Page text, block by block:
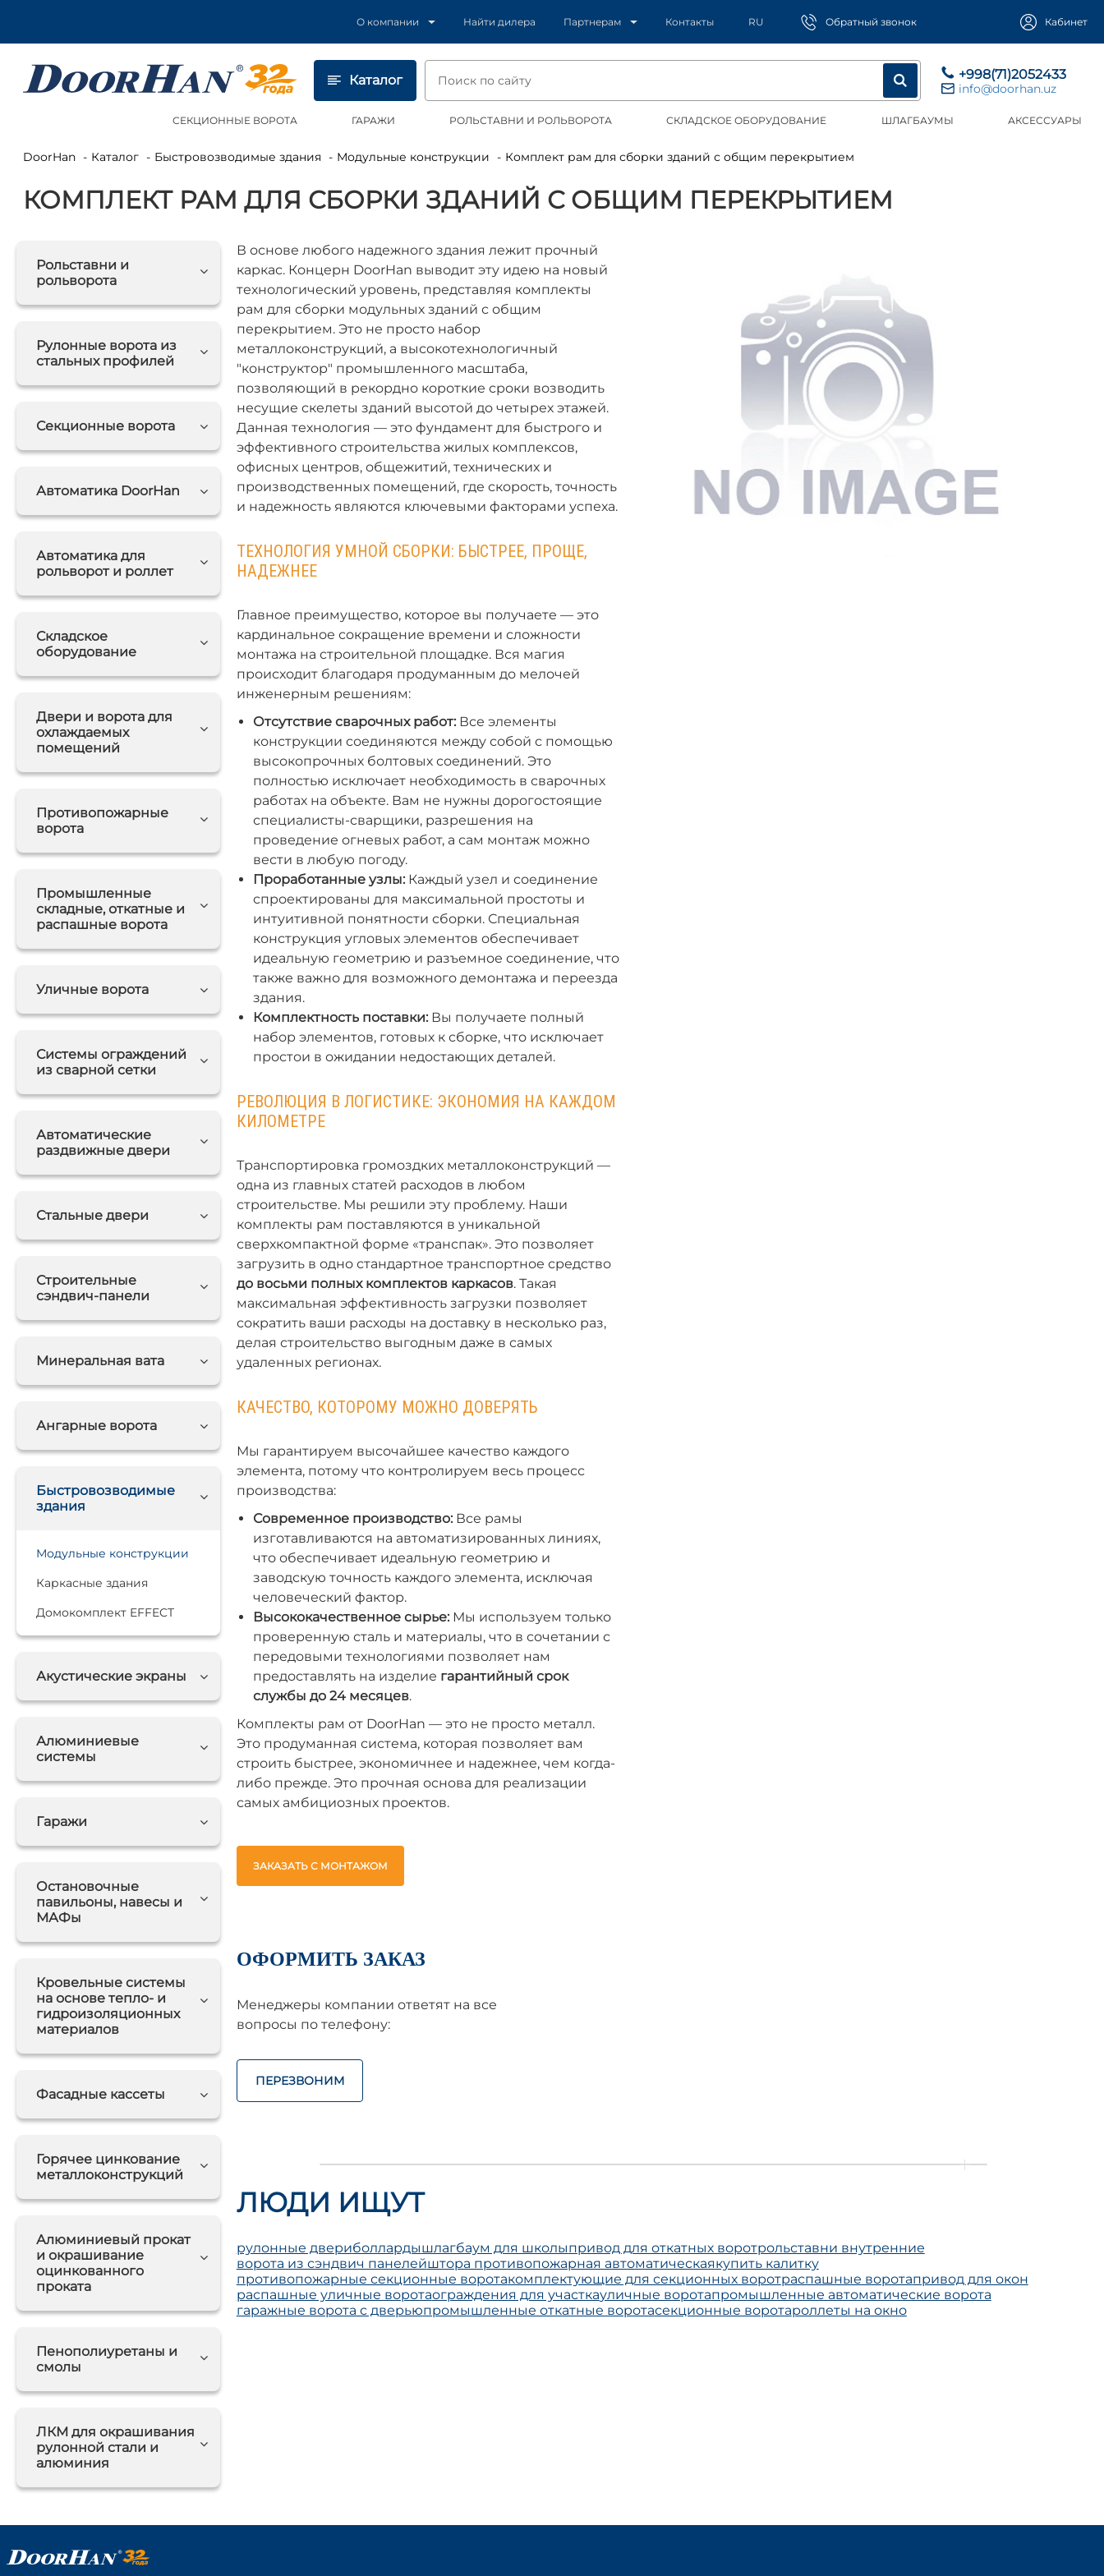
О компании Найти дилера Партнерам Контакты RU Обратный звонок Кабинет
Каталог +998(71)2052433
info@doorhan.uz
СЕКЦИОННЫЕ ВОРОТА ГАРАЖИ РОЛЬСТАВНИ И РОЛЬВОРОТА СКЛАДСКОЕ ОБОРУДОВАНИЕ ШЛАГБАУМЫ АКСЕССУАРЫ
DoorHan Каталог Быстровозводимые здания Модульные конструкции Комплект рам для сборки зданий с общим перекрытием
КОМПЛЕКТ РАМ ДЛЯ СБОРКИ ЗДАНИЙ С ОБЩИМ ПЕРЕКРЫТИЕМ
Рольставни и
рольворота
Рулонные ворота из
стальных профилей
Секционные ворота
Автоматика DoorHan
Автоматика для
рольворот и роллет
Складское
оборудование
Двери и ворота для
охлаждаемых
помещений
Противопожарные
ворота
Промышленные
складные, откатные и
распашные ворота
Уличные ворота
Системы ограждений
из сварной сетки
Автоматические
раздвижные двери
Стальные двери
Строительные
сэндвич-панели
Минеральная вата
Ангарные ворота
Быстровозводимые
здания
Модульные конструкции
Каркасные здания
Домокомплект EFFECT
Акустические экраны
Алюминиевые
системы
Гаражи
Остановочные
павильоны, навесы и
МАФы
Кровельные системы
на основе тепло- и
гидроизоляционных
материалов
Фасадные кассеты
Горячее цинкование
металлоконструкций
Алюминиевый прокат
и окрашивание
оцинкованного
проката
Пенополиуретаны и
смолы
ЛКМ для окрашивания
рулонной стали и
алюминия
В основе любого надежного здания лежит прочный
каркас. Концерн DoorHan выводит эту идею на новый
технологический уровень, представляя комплекты
рам для сборки модульных зданий с общим
перекрытием. Это не просто набор
металлоконструкций, а высокотехнологичный
"конструктор" промышленного масштаба,
позволяющий в рекордно короткие сроки возводить
несущие скелеты зданий высотой до четырех этажей.
Данная технология — это фундамент для быстрого и
эффективного строительства жилых комплексов,
офисных центров, общежитий, технических и
производственных помещений, где скорость, точность
и надежность являются ключевыми факторами успеха.
ТЕХНОЛОГИЯ УМНОЙ СБОРКИ: БЫСТРЕЕ, ПРОЩЕ,
НАДЕЖНЕЕ
Главное преимущество, которое вы получаете — это
кардинальное сокращение времени и сложности
монтажа на строительной площадке. Вся магия
происходит благодаря продуманным до мелочей
инженерным решениям:
Отсутствие сварочных работ:Все элементы
конструкции соединяются между собой с помощью
высокопрочных болтовых соединений. Это
полностью исключает необходимость в сварочных
работах на объекте. Вам не нужны дорогостоящие
специалисты-сварщики, разрешения на
проведение огневых работ, а сам монтаж можно
вести в любую погоду.
Проработанные узлы:Каждый узел и соединение
спроектированы для максимальной простоты и
интуитивной понятности сборки. Специальная
конструкция угловых элементов обеспечивает
идеальную геометрию и разъемное соединение, что
также важно для возможного демонтажа и переезда
здания.
Комплектность поставки:Вы получаете полный
набор элементов, готовых к сборке, что исключает
простои в ожидании недостающих деталей.
РЕВОЛЮЦИЯ В ЛОГИСТИКЕ: ЭКОНОМИЯ НА КАЖДОМ
КИЛОМЕТРЕ
Транспортировка громоздких металлоконструкций —
одна из главных статей расходов в любом
строительстве. Мы решили эту проблему. Наши
комплекты рам поставляются в уникальной
сверхкомпактной форме «транспак». Это позволяет
загрузить в одно стандартное транспортное средство
до восьми полных комплектов каркасов. Такая
максимальная эффективность загрузки позволяет
сократить ваши расходы на доставку в несколько раз,
делая строительство выгодным даже в самых
удаленных регионах.
КАЧЕСТВО, КОТОРОМУ МОЖНО ДОВЕРЯТЬ
Мы гарантируем высочайшее качество каждого
элемента, потому что контролируем весь процесс
производства:
Современное производство:Все рамы
изготавливаются на автоматизированных линиях,
что обеспечивает идеальную геометрию и
заводскую точность каждого элемента, исключая
человеческий фактор.
Высококачественное сырье:Мы используем только
проверенную сталь и материалы, что в сочетании с
передовыми технологиями позволяет нам
предоставлять на изделие гарантийный срок
службы до 24 месяцев.
Комплекты рам от DoorHan — это не просто металл.
Это продуманная система, которая позволяет вам
строить быстрее, экономичнее и надежнее, чем когда-
либо прежде. Это прочная основа для реализации
самых амбициозных проектов.
ЗАКАЗАТЬ С МОНТАЖОМ
ОФОРМИТЬ ЗАКАЗ
Менеджеры компании ответят на все
вопросы по телефону:
ПЕРЕЗВОНИМ
ЛЮДИ ИЩУТ
рулонные двериболлардышлагбаум для школыпривод для откатных воротрольставни внутренние
ворота из сэндвич панелейштора противопожарная автоматическаякупить калитку
противопожарные секционные воротакомплектующие для секционных воротраспашные воротапривод для окон
распашные уличные воротаограждения для участкауличные воротапромышленные автоматические ворота
гаражные ворота с дверьюпромышленные откатные воротасекционные воротароллеты на окно